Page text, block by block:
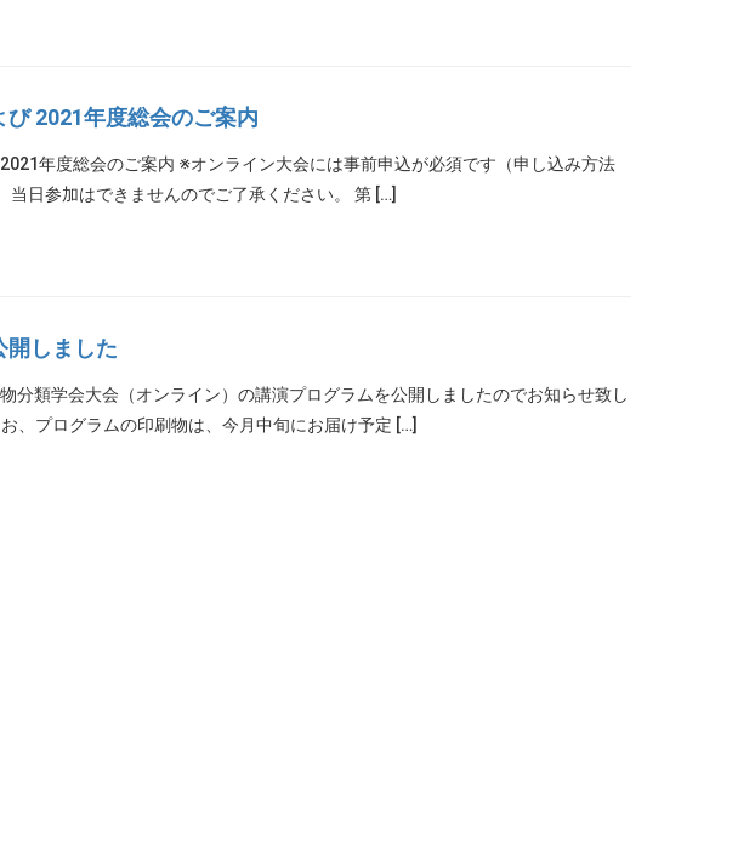
2021年度総会のご案内
年度総会のご案内 ※オンライン大会には事前申込が必須です（申し込み方法
日参加はできませんのでご了承ください。 第 […]
開しました
分類学会大会（オンライン）の講演プログラムを公開しましたのでお知らせ致し
、プログラムの印刷物は、今月中旬にお届け予定 […]